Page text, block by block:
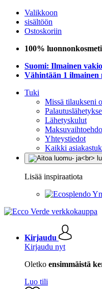
Valikkoon
sisältöön
Ostoskoriin
100%
Suomi: Ilmainen
Vähintään 1 ilmainen
Tuki
Missä tilaukseni
Lähetyskulut
Yhteystiedot
Kaikki
Lisää inspiraatiota
Kirjaudu
Kirjaudu nyt
Oletko ensimmäistä
Luo tili